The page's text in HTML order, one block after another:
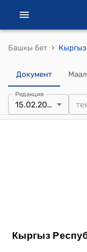
Башкы бет ›
Документ
Редакция
15.02.2010